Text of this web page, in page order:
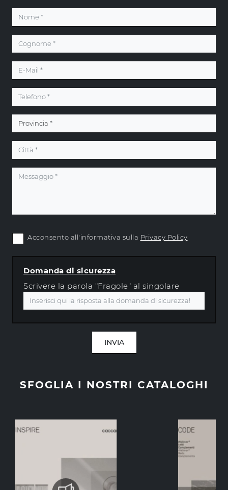
SFOGLIA I NOSTRI CATALOGHI
Acconsento all'informativa sulla Privacy Policy
Domanda di sicurezza
Scrivere la parola "Fragole" al singolare
INVIA